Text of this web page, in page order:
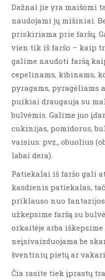
Dažnai jie yra maišomi
naudojami jų mišiniai.
priskiriama prie faršų.
vien tik iš faršo – kaip
galime naudoti faršą
cepelinams, kibinams,
pyragams, pyragėliams
puikiai draugauja su
bulvėmis. Galime juo
cukinijas, pomidorus,
vaisius: pvz., obuolius
labai dera).
Patiekalai iš faršo gali
kasdienis patiekalas,
priklauso nuo
užkepsime faršą su
orkaitėje arba
neįsivaizduojama be
šventinių pietų ar
Čia rasite tiek įprastų